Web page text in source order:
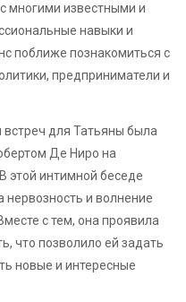
многими известными и
навыки и
поближе познакомиться с
предприниматели и
для Татьяны была
Де Ниро на
этой интимной беседе
и волнение
с тем, она проявила
что позволило ей задать
новые и интересные